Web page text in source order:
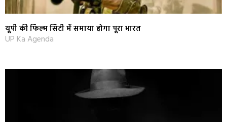
यूपी की फिल्म सिटी में समाया होगा पूरा भारत
UP Ka Agenda